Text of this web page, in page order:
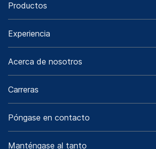
Productos
Experiencia
Acerca de nosotros
Carreras
Póngase en contacto
Manténgase al tanto